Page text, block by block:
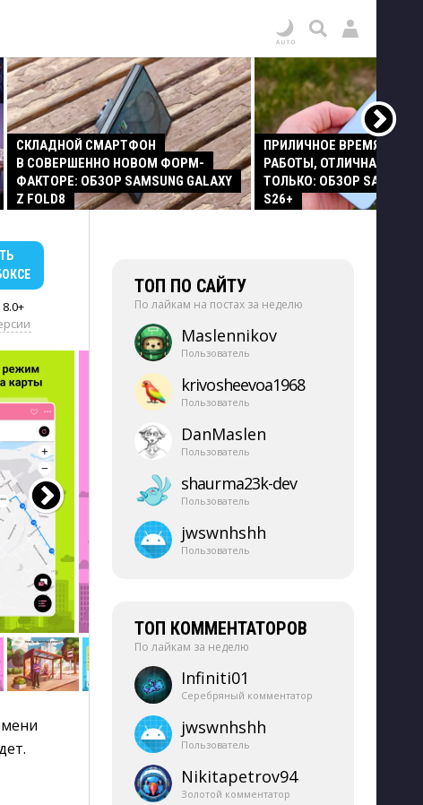
СКЛАДНОЙ СМАРТФОН
В СОВЕРШЕННО НОВОМ ФОРМ-
ФАКТОРЕ: ОБЗОР SAMSUNG GALAXY
Z FOLD8
ПРИЛИЧНОЕ ВРЕМЯ
РАБОТЫ, ОТЛИЧНАЯ
ТОЛЬКО: ОБЗОР SAMSUNG
S26+
8.0+
ТОП ПО САЙТУ
По лайкам на постах за неделю
Maslennikov
Пользователь
krivosheevoa1968
Пользователь
DanMaslen
Пользователь
shaurma23k-​dev
Пользователь
jwswnhshh
Пользователь
ТОП КОММЕНТАТОРОВ
По лайкам за неделю
Infiniti01
Серебряный комментатор
jwswnhshh
Пользователь
Nikitapetrov94
Золотой комментатор